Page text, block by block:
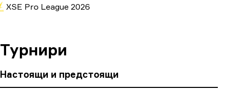
XSE Pro League 2026
Турнири
Настоящи и предстоящи